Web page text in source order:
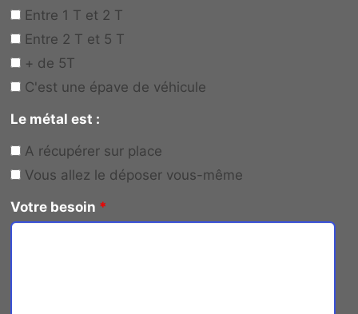
Entre 1 T et 2 T
Entre 2 T et 5 T
+ de 5T
C'est une épave de véhicule
Le métal est :
A récupérer sur place
Vous allez le déposer vous-même
Votre besoin *